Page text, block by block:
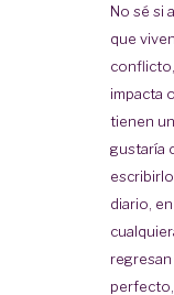
No sé si
que
impacta
tienen
gustaría
diario,